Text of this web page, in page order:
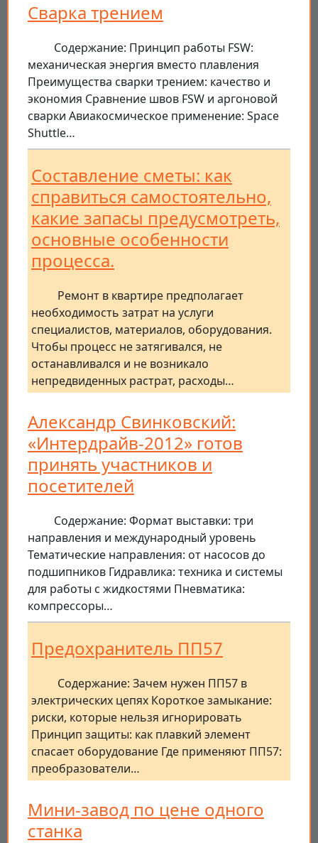
Сварка трением
Содержание: Принцип работы FSW:
механическая энергия вместо плавления
Преимущества сварки трением: качество и
экономия Сравнение швов FSW и аргоновой
сварки Авиакосмическое применение: Space
Shuttle…
Составление сметы: как
справиться самостоятельно,
какие запасы предусмотреть,
основные особенности
процесса.
Ремонт в квартире предполагает
необходимость затрат на услуги
специалистов, материалов, оборудования.
Чтобы процесс не затягивался, не
останавливался и не возникало
непредвиденных растрат, расходы…
Александр Свинковский:
«Интердрайв-2012» готов
принять участников и
посетителей
Содержание: Формат выставки: три
направления и международный уровень
Тематические направления: от насосов до
подшипников Гидравлика: техника и системы
для работы с жидкостями Пневматика:
компрессоры…
Предохранитель ПП57
Содержание: Зачем нужен ПП57 в
электрических цепях Короткое замыкание:
риски, которые нельзя игнорировать
Принцип защиты: как плавкий элемент
спасает оборудование Где применяют ПП57:
преобразователи…
Мини-завод по цене одного
станка